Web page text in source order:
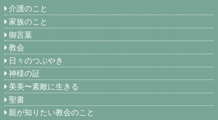
介護のこと
家族のこと
御言葉
教会
日々のつぶやき
神様の証
美美〜素敵に生きる
聖書
親が知りたい教会のこと